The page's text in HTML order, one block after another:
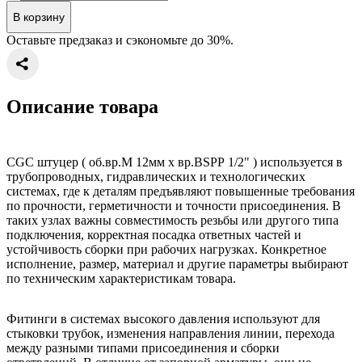
В корзину
Оставьте предзаказ и сэкономьте до 30%.
Описание товара
Фитинги в системах высокого давления используют для
стыковки трубок, изменения направления линии, перехода
между разными типами присоединения и сборки
CGC штуцер ( об.вр.М 12мм x вр.BSPP 1/2" ) используется в
трубопроводных, гидравлических и технологических
системах, где к деталям предъявляют повышенные требования
по прочности, герметичности и точности присоединения. В
таких узлах важны совместимость резьбы или другого типа
подключения, корректная посадка ответных частей и
устойчивость сборки при рабочих нагрузках. Конкретное
исполнение, размер, материал и другие параметры выбирают
по техническим характеристикам товара.